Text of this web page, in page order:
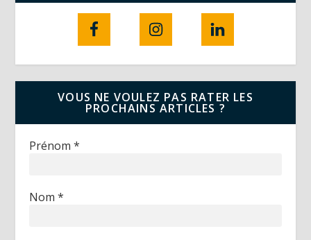
VOUS NE VOULEZ PAS RATER LES
PROCHAINS ARTICLES ?
Prénom*
Nom*